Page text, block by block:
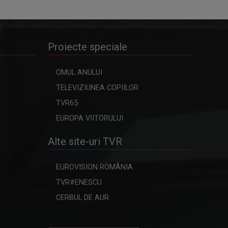
Proiecte speciale
OMUL ANULUI
TELEVIZIUNEA COPIILOR
TVR65
EUROPA VIITORULUI
Alte site-uri TVR
EUROVISION ROMÂNIA
TVR#ENESCU
CERBUL DE AUR